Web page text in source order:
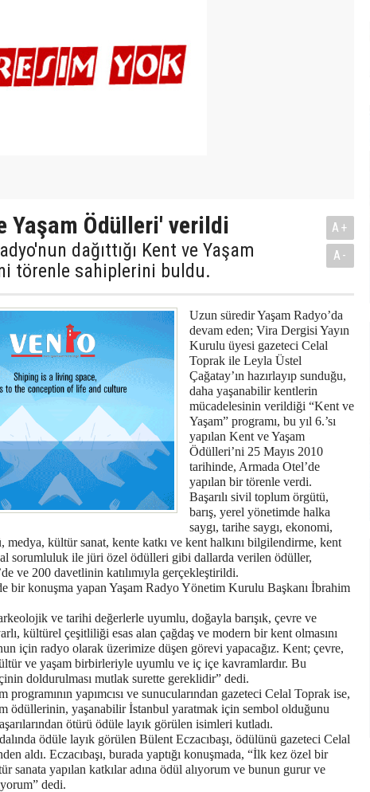
Yaşam Ödülleri' verildi
dağıttığı Kent ve Yaşam
törenle sahiplerini buldu.
A+
A-
Uzun süredir Yaşam Radyo’da
devam eden; Vira Dergisi Yayın
Kurulu üyesi gazeteci Celal
Toprak ile Leyla Üstel
Çağatay’ın hazırlayıp sunduğu,
daha yaşanabilir kentlerin
mücadelesinin verildiği “Kent ve
Yaşam” programı, bu yıl 6.’sı
yapılan Kent ve Yaşam
Ödülleri’ni 25 Mayıs 2010
tarihinde, Armada Otel’de
yapılan bir törenle verdi.
Başarılı sivil toplum örgütü,
barış, yerel yönetimde halka
saygı, tarihe saygı, ekonomi,
medya, kültür sanat, kente katkı ve kent halkını bilgilendirme, kent
sorumluluk ile jüri özel ödülleri gibi dallarda verilen ödüller,
ve 200 davetlinin katılımıyla gerçekleştirildi.
bir konuşma yapan Yaşam Radyo Yönetim Kurulu Başkanı İbrahim
ve tarihi değerlerle uyumlu, doğayla barışık, çevre ve
kültürel çeşitliliği esas alan çağdaş ve modern bir kent olmasını
için radyo olarak üzerimize düşen görevi yapacağız. Kent; çevre,
ve yaşam birbirleriyle uyumlu ve iç içe kavramlardır. Bu
doldurulması mutlak surette gereklidir” dedi.
programının yapımcısı ve sunucularından gazeteci Celal Toprak ise,
ödüllerinin, yaşanabilir İstanbul yaratmak için sembol olduğunu
ötürü ödüle layık görülen isimleri kutladı.
ödüle layık görülen Bülent Eczacıbaşı, ödülünü gazeteci Celal
aldı. Eczacıbaşı, burada yaptığı konuşmada, “İlk kez özel bir
sanata yapılan katkılar adına ödül alıyorum ve bunun gurur ve
dedi.